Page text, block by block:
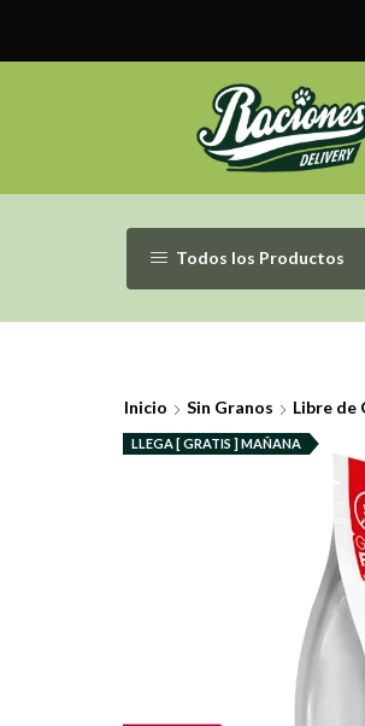
Todos los Productos
Inicio Sin Granos Libre de
LLEGA [ GRATIS ] MAÑANA